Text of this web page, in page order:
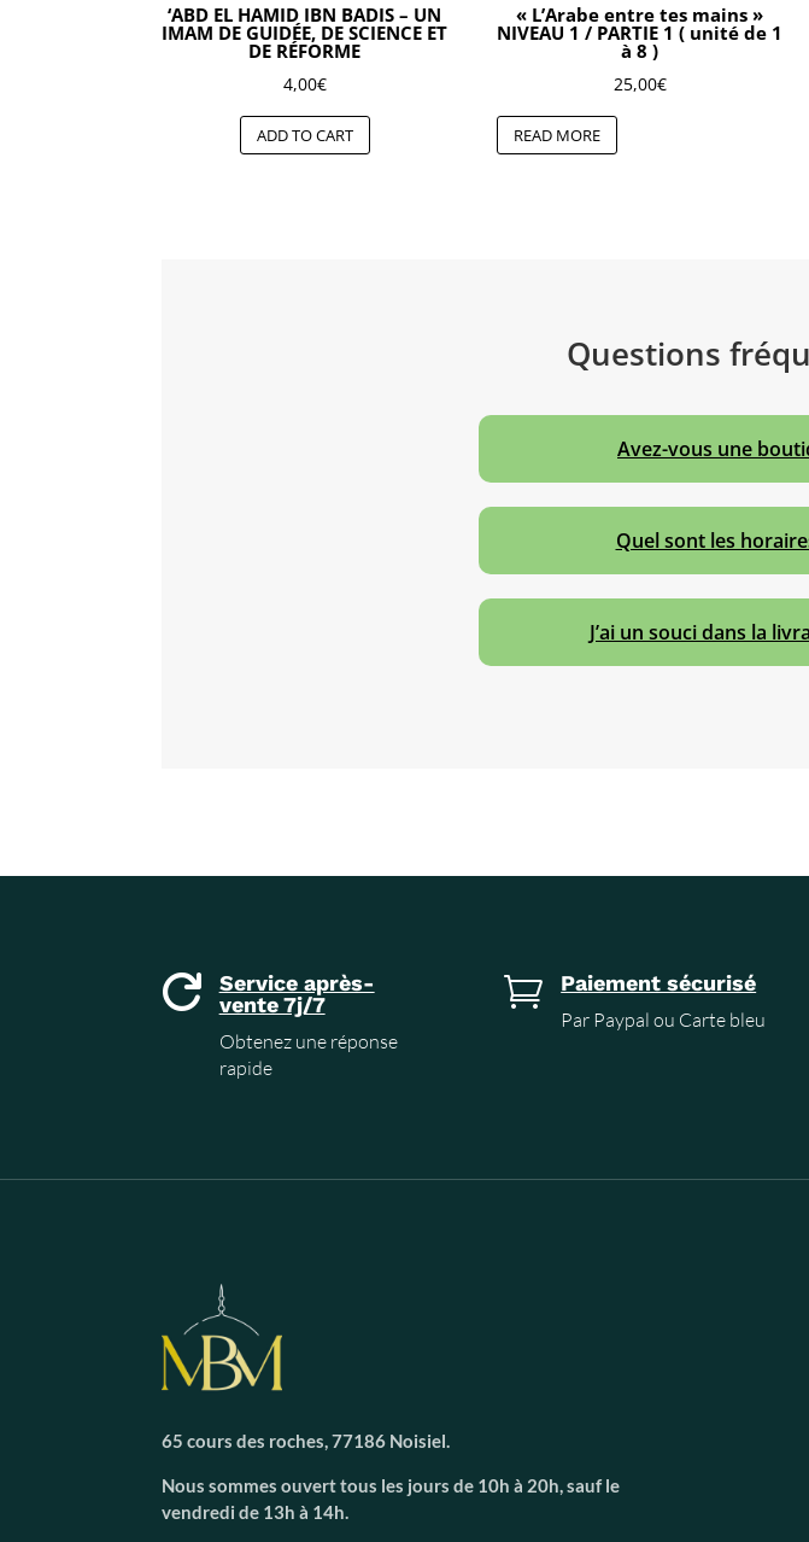
‘ABD EL HAMID IBN BADIS – UN
IMAM DE GUIDÉE, DE SCIENCE ET
DE RÉFORME
4,00€
ADD TO CART
« L’Arabe entre tes mains »
NIVEAU 1 / PARTIE 1 ( unité de 1
à 8 )
25,00€
READ MORE
Questions
Avez-vous une
Quel sont les
J’ai un souci dans la

Service après-
vente 7j/7
Obtenez une réponse
rapide
 Paiement sécurisé
Par Paypal ou Carte bleu
65 cours des roches, 77186 Noisiel.
Nous sommes ouvert tous les jours de 10h à 20h, sauf le
vendredi de 13h à 14h.